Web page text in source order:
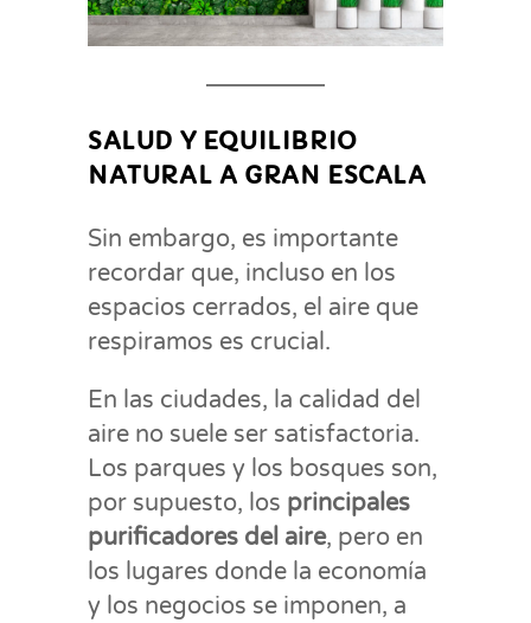
SALUD Y EQUILIBRIO
NATURAL A GRAN ESCALA
Sin embargo, es importante
recordar que, incluso en los
espacios cerrados, el aire que
respiramos es crucial.
En las ciudades, la calidad del
aire no suele ser satisfactoria.
Los parques y los bosques son,
por supuesto, los principales
purificadores del aire, pero en
los lugares donde la economía
y los negocios se imponen, a